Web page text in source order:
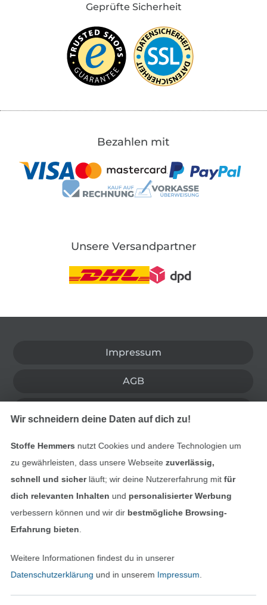
Geprüfte Sicherheit
Bezahlen mit
Unsere Versandpartner
Impressum
AGB
Kontakt
Bestellung widerrufen
Finde mehr Inspiration
Wir schneidern deine Daten auf dich zu!
Stoffe Hemmers nutzt Cookies und andere Technologien um
zu gewährleisten, dass unsere Webseite zuverlässig,
schnell und sicherläuft; wir deine Nutzererfahrung mitfür
dich relevanten Inhalten und personalisierter Werbung
verbessern können und wir dir bestmögliche Browsing-
Erfahrung bieten
Weitere Informationen findest du in unserer
Datenschutzerklärung und in unserem Impressum